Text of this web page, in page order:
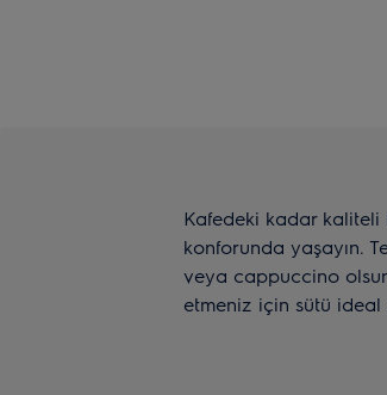
Kafedeki kadar kaliteli
konforunda yaşayın.
veya cappuccino
etmeniz için sütü ideal